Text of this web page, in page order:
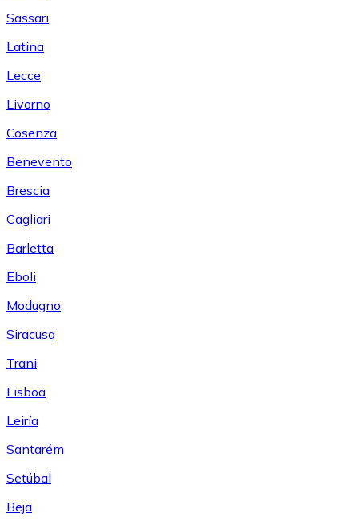
Sassari
Latina
Lecce
Livorno
Cosenza
Benevento
Brescia
Cagliari
Barletta
Eboli
Modugno
Siracusa
Trani
Lisboa
Leiría
Santarém
Setúbal
Beja